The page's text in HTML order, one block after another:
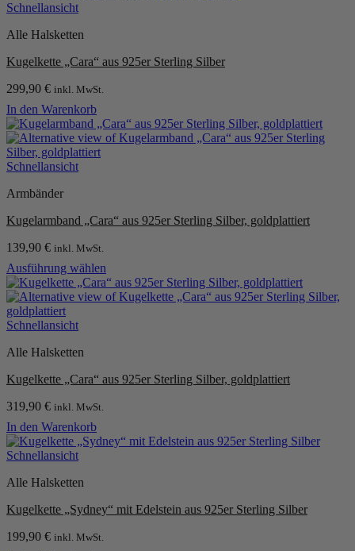
Schnellansicht
Alle Halsketten
Kugelkette „Cara“ aus 925er Sterling Silber
299,90 € inkl. MwSt.
In den Warenkorb
Schnellansicht
Armbänder
Kugelarmband „Cara“ aus 925er Sterling Silber, goldplattiert
139,90 € inkl. MwSt.
Ausführung wählen
Dieses
Produkt
weist
mehrere
auf.
Optionen
auf
der
Produktseite
gewählt
Schnellansicht
Alle Halsketten
Kugelkette „Cara“ aus 925er Sterling Silber, goldplattiert
319,90 € inkl. MwSt.
In den Warenkorb
Schnellansicht
Alle Halsketten
Kugelkette „Sydney“ mit Edelstein aus 925er Sterling Silber
199,90 € inkl. MwSt.